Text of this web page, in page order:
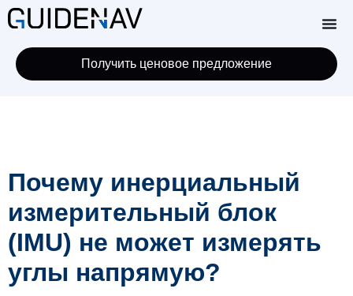
Получить ценовое предложение
Почему инерциальный
измерительный блок
(IMU) не может измерять
углы напрямую?